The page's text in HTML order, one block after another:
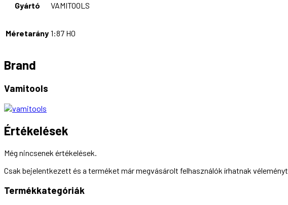
Gyártó VAMITOOLS
Méretarány 1:87 H0
Brand
Vamitools
Értékelések
Még nincsenek értékelések.
Csak bejelentkezett és a terméket már megvásárolt felhasználók írhatnak véleményt.
Termékkategóriák